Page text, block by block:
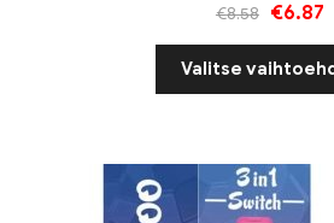
€8.58 €6.87
Valitse